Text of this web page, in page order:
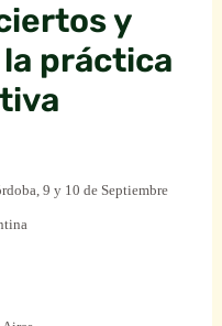
y
práctica
9 y 10 de Septiembre